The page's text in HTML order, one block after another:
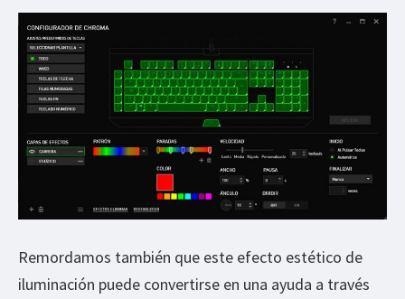
Remordamos también que este efecto estético de
iluminación puede convertirse en una ayuda a través